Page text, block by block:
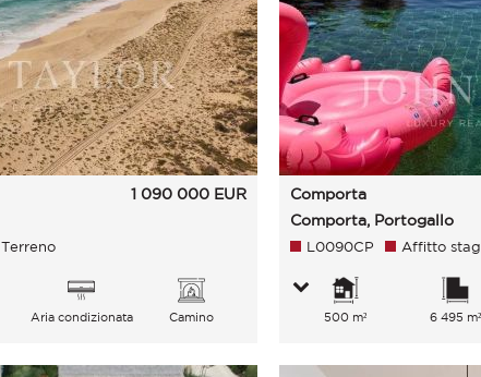
1 090 000 EUR
Terreno
Aria condizionata Camino
Comporta
Comporta, Portogallo
L0090CP Affitto
500 m² 6 495 m²